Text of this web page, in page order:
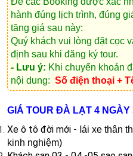
hành đúng lịch trình, đúng
tăng giá sau này:
Quý khách vui lòng đặt cọc
định sau khi đăng ký tour.
- Lưu ý: Khi chuyển khoản
nội dung: Số điện thoại +
GIÁ TOUR ĐÀ LẠT 4 NGÀY
Xe ô tô đời mới - lái xe thân
kinh nghiệm)